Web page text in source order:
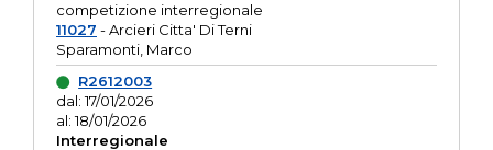
competizione interregionale
11027 - Arcieri Citta' Di Terni
Sparamonti, Marco
R2612003
dal: 17/01/2026
al: 18/01/2026
Interregionale